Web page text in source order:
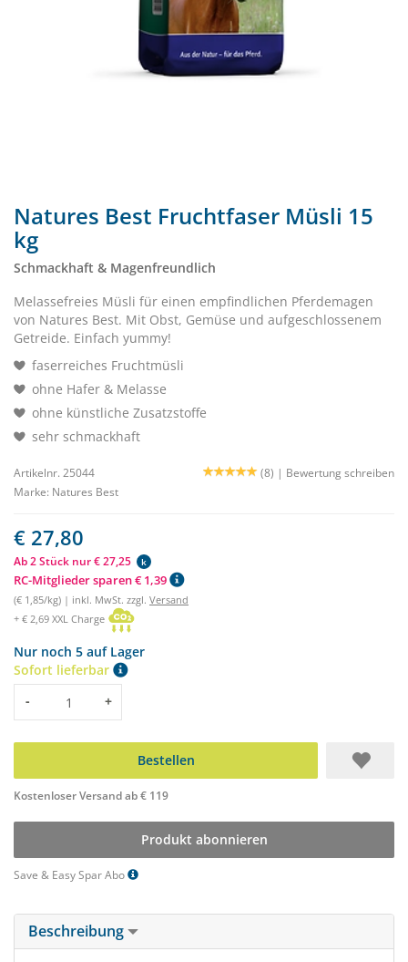
Natures Best Fruchtfaser Müsli 15
kg
Schmackhaft & Magenfreundlich
Melassefreies Müsli für einen empfindlichen Pferdemagen
von Natures Best. Mit Obst, Gemüse und aufgeschlossenem
Getreide. Einfach yummy!
faserreiches Fruchtmüsli
ohne Hafer & Melasse
ohne künstliche Zusatzstoffe
sehr schmackhaft
Artikelnr. 25044 (8) | Bewertung schreiben
Marke: Natures Best
€ 27,80
Ab 2 Stück nur € 27,25 k
RC-Mitglieder sparen € 1,39
(€ 1,85/kg) | inkl. MwSt. zzgl. Versand
+ € 2,69 XXL Charge
Nur noch 5 auf Lager
Sofort lieferbar
Menge
- +
Bestellen
Kostenloser Versand ab € 119
Produkt abonnieren
Save & Easy Spar Abo
Beschreibung